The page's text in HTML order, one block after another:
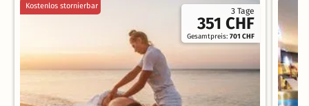
3 Tage
351 CHF
Gesamtpreis:701 CHF
Kostenlos stornierbar